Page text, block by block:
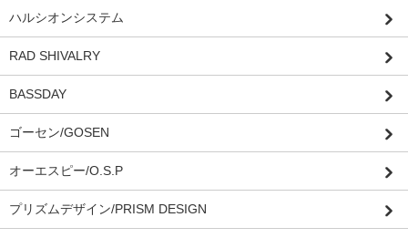
ハルシオンシステム
RAD SHIVALRY
BASSDAY
ゴーセン/GOSEN
オーエスピー/O.S.P
プリズムデザイン/PRISM DESIGN